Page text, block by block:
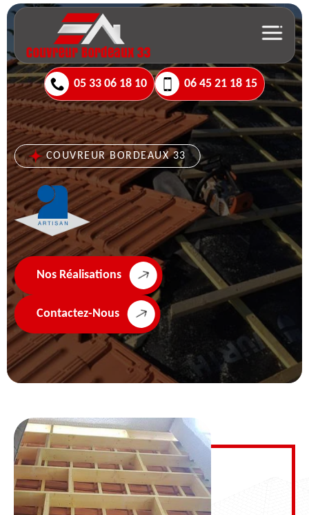
05 33 06 18 10 06 45 21 18 15
COUVREUR BORDEAUX 33
Nos Réalisations
Contactez-Nous